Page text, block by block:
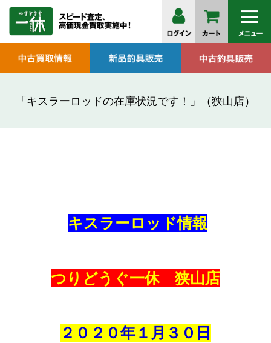
「キスラーロッドの在庫状況です！」（狭山店）
キスラーロッド情報
つりどうぐ一休 狭山店
２０２０年１ 月３０ 日